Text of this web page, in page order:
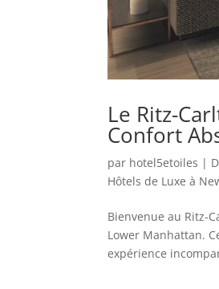
Le Ritz-
Confort
par hotel5etoiles |
Hôtels de Luxe à
Bienvenue au Ritz-
Lower Manhattan.
expérience